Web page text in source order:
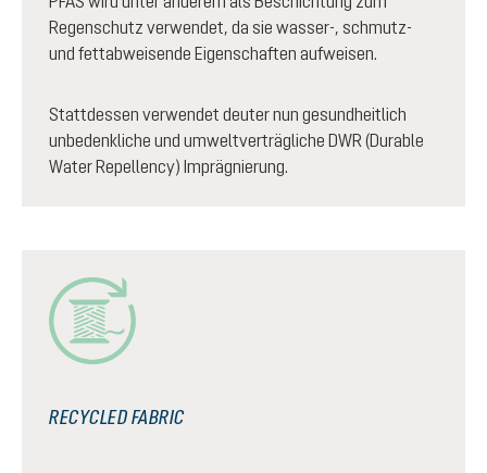
Regenschutz verwendet, da sie wasser-, schmutz-
und fettabweisende Eigenschaften aufweisen.
Stattdessen verwendet deuter nun gesundheitlich
unbedenkliche und umweltverträgliche DWR (Durable
Water Repellency) Imprägnierung.
RECYCLED FABRIC